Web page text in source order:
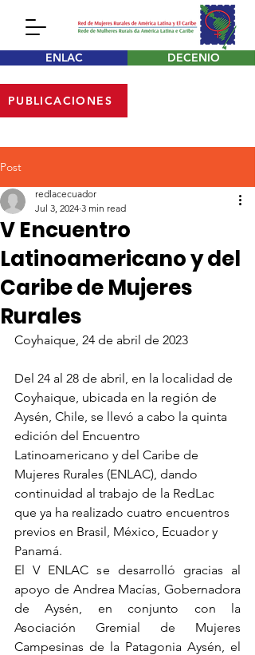
ENLAC DECENIO
PUBLICACIONES
Post
V Encuentro
Latinoamericano y del
Caribe de Mujeres
Rurales
redlacecuador
Jul 3, 2024 3 min read
Coyhaique, 24 de abril de 2023
Del 24 al 28 de abril, en la localidad de
Coyhaique, ubicada en la región de
Aysén, Chile, se llevó a cabo la quinta
edición del Encuentro
Latinoamericano y del Caribe de
Mujeres Rurales (ENLAC), dando
continuidad al trabajo de la RedLac
que ya ha realizado cuatro encuentros
previos en Brasil, México, Ecuador y
Panamá.
El V ENLAC se desarrolló gracias al
apoyo de Andrea Macías, Gobernadora
de Aysén, en conjunto con la
Asociación Gremial de Mujeres
Campesinas de la Patagonia Aysén, el